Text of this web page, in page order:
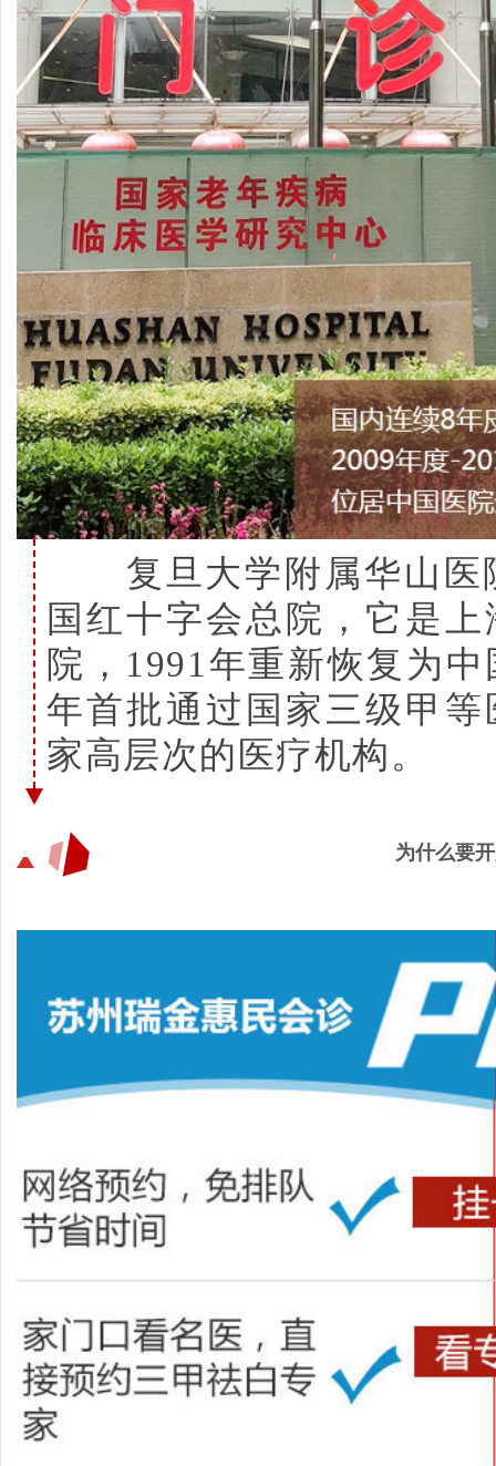
复旦大学附属华山医
国红十字会总院，它是
院，1991年重新恢复为
年首批通过国家三级甲
家高层次的医疗机构。
为什么要